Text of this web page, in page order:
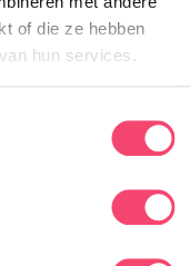
of die ze hebben
hun services.